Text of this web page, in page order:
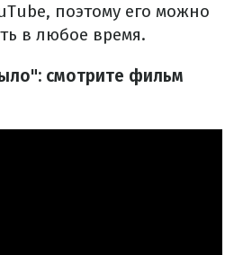
поэтому его можно
в любое время.
смотрите фильм